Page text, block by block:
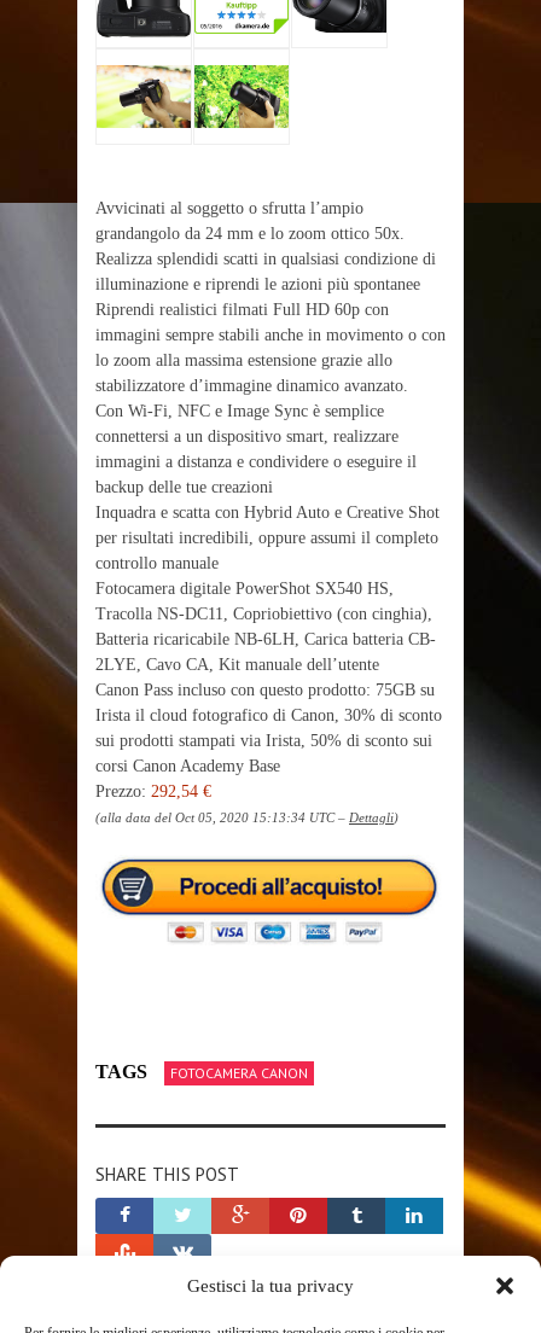
Gestisci la tua privacy
Avvicinati al soggetto o sfrutta l’ampio
grandangolo da 24 mm e lo zoom ottico 50x.
Realizza splendidi scatti in qualsiasi condizione di
illuminazione e riprendi le azioni più spontanee
Riprendi realistici filmati Full HD 60p con
immagini sempre stabili anche in movimento o con
lo zoom alla massima estensione grazie allo
stabilizzatore d’immagine dinamico avanzato.
Con Wi-Fi, NFC e Image Sync è semplice
connettersi a un dispositivo smart, realizzare
immagini a distanza e condividere o eseguire il
backup delle tue creazioni
Inquadra e scatta con Hybrid Auto e Creative Shot
per risultati incredibili, oppure assumi il completo
controllo manuale
Fotocamera digitale PowerShot SX540 HS,
Tracolla NS-DC11, Copriobiettivo (con cinghia),
Batteria ricaricabile NB-6LH, Carica batteria CB-
2LYE, Cavo CA, Kit manuale dell’utente
Canon Pass incluso con questo prodotto: 75GB su
Irista il cloud fotografico di Canon, 30% di sconto
sui prodotti stampati via Irista, 50% di sconto sui
corsi Canon Academy Base
Prezzo: 292,54 €
(alla data del Oct 05, 2020 15:13:34 UTC – Dettagli)
TAGS FOTOCAMERA CANON
SHARE THIS POST